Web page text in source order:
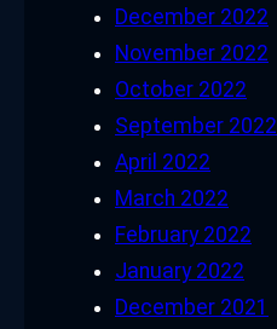
December 2022
November 2022
October 2022
September 2022
April 2022
March 2022
February 2022
January 2022
December 2021